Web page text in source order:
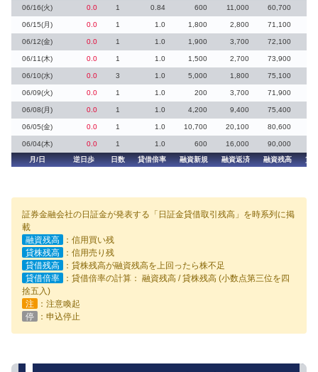
06/16(火) 0.0 1 0.84 600 11,000 60,700
06/15(月) 0.0 1 1.0 1,800 2,800 71,100
06/12(金) 0.0 1 1.0 1,900 3,700 72,100
06/11(木) 0.0 1 1.0 1,500 2,700 73,900
06/10(水) 0.0 3 1.0 5,000 1,800 75,100
06/09(火) 0.0 1 1.0 200 3,700 71,900
06/08(月) 0.0 1 1.0 4,200 9,400 75,400
06/05(金) 0.0 1 1.0 10,700 20,100 80,600
06/04(木) 0.0 1 1.0 600 16,000
90,000
月/日
逆日歩 日数 貸借倍率 融資新規 融資返済 融資残高 貸
証券金融会社の日証金が発表する「日証金貸借取引残高」を時系列に掲
載
融資残高
：信用買い残
貸株残高
：信用売り残
貸借残高
：貸株残高が融資残高を上回ったら株不足
貸借倍率
：貸借倍率の計算： 融資残高 / 貸株残高 (小数点第三位を四
捨五入)
注
：注意喚起
停
：申込停止